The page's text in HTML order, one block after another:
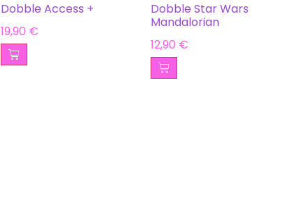
Dobble Access +
19,90 €
Dobble Star Wars
Mandalorian
12,90 €